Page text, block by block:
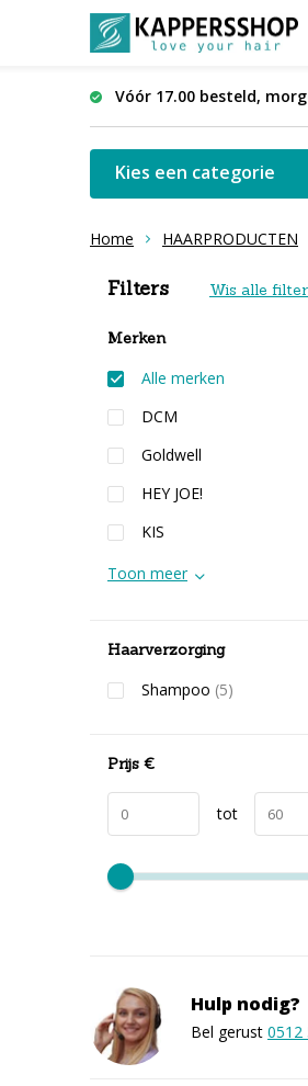
Vóór 17.00 besteld,
Kies een categorie
Home HAARPRODUCTEN
Sorteren op:
Filters Wis alle
Merken
Alle merken
DCM
Goldwell
HEY JOE!
KIS
Toon meer
Haarverzorging
Shampoo (5)
Prijs €
tot
Hulp nodig?
Bel gerust 0512